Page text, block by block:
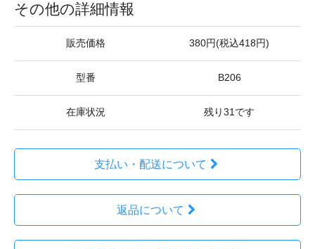
その他の詳細情報
販売価格 380円(税込418円)
型番 B206
在庫状況 残り31です
支払い・配送について
返品について